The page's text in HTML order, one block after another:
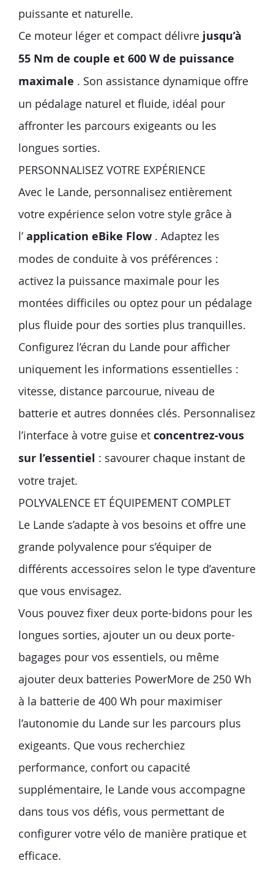
puissante et naturelle.
Ce moteur léger et compact délivre jusqu’à
55 Nm de couple et 600 W de puissance
maximale . Son assistance dynamique offre
un pédalage naturel et fluide, idéal pour
affronter les parcours exigeants ou les
longues sorties.
PERSONNALISEZ VOTRE EXPÉRIENCE
Avec le Lande, personnalisez entièrement
votre expérience selon votre style grâce à
l’ application eBike Flow . Adaptez les
modes de conduite à vos préférences :
activez la puissance maximale pour les
montées difficiles ou optez pour un pédalage
plus fluide pour des sorties plus tranquilles.
Configurez l’écran du Lande pour afficher
uniquement les informations essentielles :
vitesse, distance parcourue, niveau de
batterie et autres données clés. Personnalisez
l’interface à votre guise et concentrez-vous
sur l’essentiel : savourer chaque instant de
votre trajet.
POLYVALENCE ET ÉQUIPEMENT COMPLET
Le Lande s’adapte à vos besoins et offre une
grande polyvalence pour s’équiper de
différents accessoires selon le type d’aventure
que vous envisagez.
Vous pouvez fixer deux porte-bidons pour les
longues sorties, ajouter un ou deux porte-
bagages pour vos essentiels, ou même
ajouter deux batteries PowerMore de 250 Wh
à la batterie de 400 Wh pour maximiser
l’autonomie du Lande sur les parcours plus
exigeants. Que vous recherchiez
performance, confort ou capacité
supplémentaire, le Lande vous accompagne
dans tous vos défis, vous permettant de
configurer votre vélo de manière pratique et
efficace.